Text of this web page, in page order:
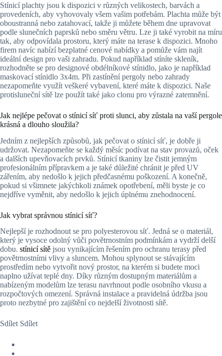
Stínicí plachty jsou k dispozici v různých velikostech, barvách a
provedeních, aby vyhovovaly všem vašim potřebám. Plachta může být
oboustranná nebo zatahovací, takže ji můžete během dne upravovat
podle slunečních paprsků nebo směru větru. Lze ji také vyrobit na míru
tak, aby odpovídala prostoru, který máte na terase k dispozici. Mnoho
firem navíc nabízí bezplatné cenové nabídky a pomůže vám najít
ideální design pro vaši zahradu. Pokud například stíníte skleník,
rozhodněte se pro designové obdélníkové stínidlo, jako je například
maskovací stínidlo 3x4m. Při zastínění pergoly nebo zahrady
nezapomeňte využít veškeré vybavení, které máte k dispozici. Naše
protisluneční sítě lze použít také jako clonu pro výrazné zatemnění.
Jak nejlépe pečovat o stínicí síť proti slunci, aby zůstala na vaší pergole
krásná a dlouho sloužila?
Jedním z nejlepších způsobů, jak pečovat o stínicí síť, je dobře ji
udržovat. Nezapomeňte se každý měsíc podívat na stav provazů, oček
a dalších upevňovacích prvků. Stínicí tkaniny lze čistit jemným
profesionálním přípravkem a je také důležité chránit je před UV
zářením, aby nedošlo k jejich předčasnému poškození. A konečně,
pokud si všimnete jakýchkoli známek opotřebení, měli byste je co
nejdříve vyměnit, aby nedošlo k jejich úplnému znehodnocení.
Jak vybrat správnou stínicí síť?
Nejlepší je rozhodnout se pro polyesterovou síť. Jedná se o materiál,
který je vysoce odolný vůči povětrnostním podmínkám a vydrží delší
dobu. stínicí sítě jsou vynikajícím řešením pro ochranu terasy před
povětrnostními vlivy a sluncem. Mohou splynout se stávajícím
prostředím nebo vytvořit nový prostor, na kterém si budete moci
naplno užívat teplé dny. Díky různým dostupným materiálům a
nabízeným modelům lze terasu navrhnout podle osobního vkusu a
rozpočtových omezení. Správná instalace a pravidelná údržba jsou
proto nezbytné pro zajištění co nejdelší životnosti sítě.
Sdílet Sdílet